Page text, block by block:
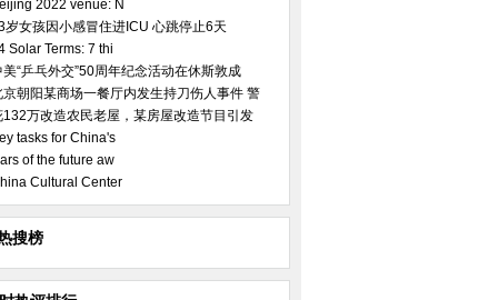
2022 venue: N
岁女孩因小感冒住进ICU 心跳停止6天
Solar Terms: 7 thi
美“乒乓外交”50周年纪念活动在休斯敦成
京朝阳某商场一餐厅内发生持刀伤人事件 警
132万改造农民老屋，某房屋改造节目引发
tasks for China's
of the future aw
Cultural Center
搜榜